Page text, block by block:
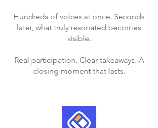
Hundreds of voices at once. Seconds
later, what truly resonated becomes
visible.
Real participation. Clear takeaways. A
closing moment that lasts.